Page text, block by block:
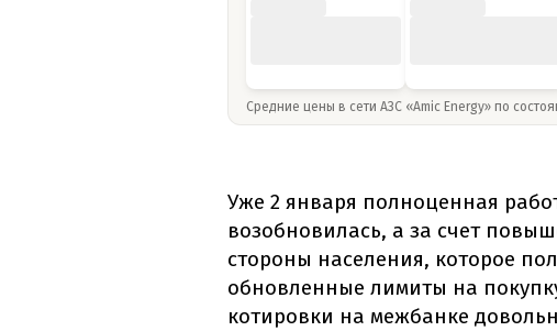
Средние цены в сети АЗС «Amic Energy» по
Уже 2 января полноценная
возобновилась, а за счет
стороны населения, которое
обновленные лимиты на
котировки на межбанке